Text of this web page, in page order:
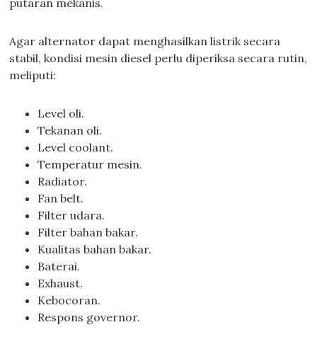
putaran mekanis.
Agar alternator dapat menghasilkan listrik secara
stabil, kondisi mesin diesel perlu diperiksa secara rutin,
meliputi:
Level oli.
Tekanan oli.
Level coolant.
Temperatur mesin.
Radiator.
Fan belt.
Filter udara.
Filter bahan bakar.
Kualitas bahan bakar.
Baterai.
Exhaust.
Kebocoran.
Respons governor.